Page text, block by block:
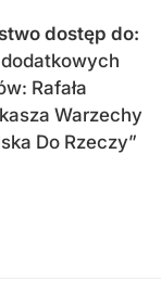
dostęp do:
Rafała
Warzechy
Do Rzeczy”